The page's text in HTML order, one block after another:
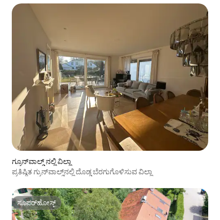
ಗ್ರೂನ್‌ವಾಲ್ಡ್ ನಲ್ಲಿ ವಿಲ್ಲಾ
ಪ್ರತಿಷ್ಠಿತ ಗ್ರುನ್‌ವಾಲ್ಡ್‌ನಲ್ಲಿ ದೊಡ್ಡ ಬೆರಗುಗೊಳಿಸುವ ವಿಲ್ಲಾ
ಸೂಪರ್‌ಹೋಸ್ಟ್
ಸೂಪರ್‌ಹೋಸ್ಟ್